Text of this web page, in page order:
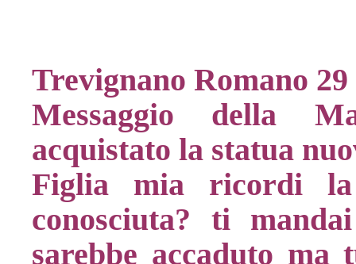
Trevignano Romano
Messaggio della
acquistato la statua
Figlia mia ricordi
conosciuta? ti
sarebbe accaduto ma